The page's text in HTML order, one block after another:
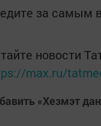
за самым
новости
max.ru/
«Хезмэт